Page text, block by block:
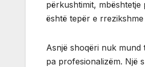
përkushtimit,
është tepër e
Asnjë shoqëri nuk mund
pa profesionalizëm. Një